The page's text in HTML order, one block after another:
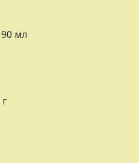
90 мл
г